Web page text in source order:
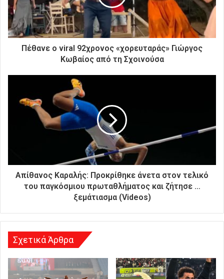
λ
ε
κ
τ
σ
Πέθανε ο viral 92χρονος «χορευταράς» Γιώργος
Κωβαίος από τη Σχοινούσα
Απίθανος Καραλής: Προκρίθηκε άνετα στον τελικό
του παγκόσμιου πρωταθλήματος και ζήτησε …
ξεμάτιασμα (Videos)
Σχετικά Άρθρα